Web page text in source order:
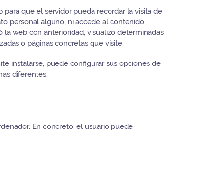
que el servidor pueda recordar la visita de
personal alguno, ni accede al contenido
web con anterioridad, visualizó determinadas
o páginas concretas que visite.
instalarse, puede configurar sus opciones de
diferentes:
En concreto, el usuario puede